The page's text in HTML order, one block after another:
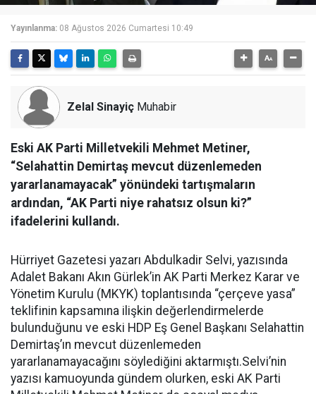
Yayınlanma: 08 Ağustos 2026 Cumartesi 10:49
Zelal Sinayiç Muhabir
Eski AK Parti Milletvekili Mehmet Metiner,
“Selahattin Demirtaş mevcut düzenlemeden
yararlanamayacak” yönündeki tartışmaların
ardından, “AK Parti niye rahatsız olsun ki?”
ifadelerini kullandı.
Hürriyet Gazetesi yazarı Abdulkadir Selvi, yazısında
Adalet Bakanı Akın Gürlek’in AK Parti Merkez Karar ve
Yönetim Kurulu (MKYK) toplantısında “çerçeve yasa”
teklifinin kapsamına ilişkin değerlendirmelerde
bulunduğunu ve eski HDP Eş Genel Başkanı Selahattin
Demirtaş’ın mevcut düzenlemeden
yararlanamayacağını söylediğini aktarmıştı.Selvi’nin
yazısı kamuoyunda gündem olurken, eski AK Parti